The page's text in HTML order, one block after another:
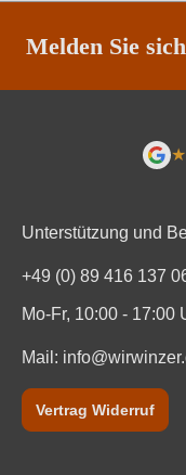
Säuregehalt in g/L
Traubenfarbe
Melden Sie
Unterstützung und
+49 (0) 89 416 137
Mo-Fr, 10:00 - 17:00
Mail:
Vertrag Widerruf
★